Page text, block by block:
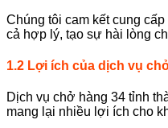
Chúng tôi cam kết cung
cả hợp lý, tạo sự hài lòng
1.2 Lợi ích của dịch vụ
Dịch vụ chở hàng 34 tỉnh
mang lại nhiều lợi ích cho